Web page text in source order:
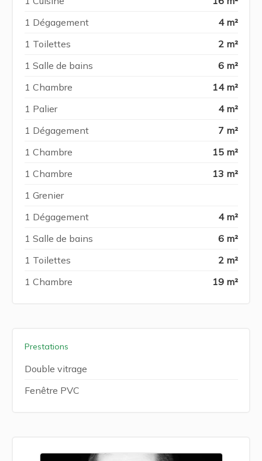
1 Dégagement
4 m²
1 Toilettes
2 m²
1 Salle de bains
6 m²
1 Chambre
14 m²
1 Palier
4 m²
1 Dégagement
7 m²
1 Chambre
15 m²
1 Chambre
13 m²
1 Grenier
1 Dégagement
4 m²
1 Salle de bains
6 m²
1 Toilettes
2 m²
1 Chambre
19 m²
Prestations
Double vitrage
Fenêtre PVC